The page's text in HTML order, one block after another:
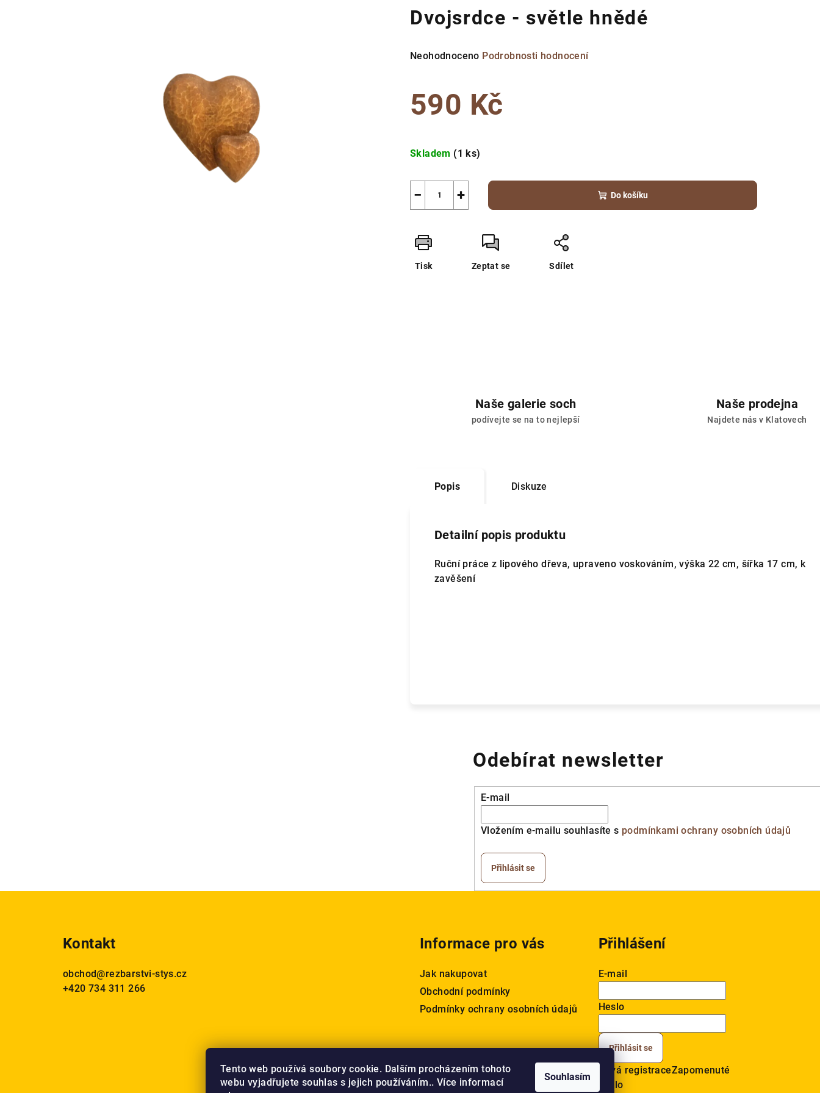
Tento web používá soubory cookie. Dalším procházením tohoto
webu vyjadřujete souhlas s jejich používáním.. Více informací
Souhlasím
Dvojsrdce - světle hnědé
Průměrné
je
0,0
hvězdiček.
Neohodnoceno Podrobnosti hodnocení
590 Kč
cena:
Skladem (1 ks)
+
− Do košíku
Tisk Zeptat se Sdílet
Naše galerie soch
podívejte se na to nejlepší
Naše prodejna
Najdete nás v Klatovech
Popis Diskuze
Detailní popis produktu
Ruční práce z lipového dřeva, upraveno voskováním, výška 22 cm, šířka 17 cm, k
zavěšení
Odebírat newsletter
E-mail
Vložením e-mailu souhlasíte s podmínkami ochrany osobních údajů
Přihlásit se
Kontakt
obchod@rezbarstvi-stys.cz
+420 734 311 266
Informace pro vás
Jak nakupovat
Obchodní podmínky
Podmínky ochrany osobních údajů
Přihlášení
E-mail
Heslo
Přihlásit se
Nová registraceZapomenuté
heslo